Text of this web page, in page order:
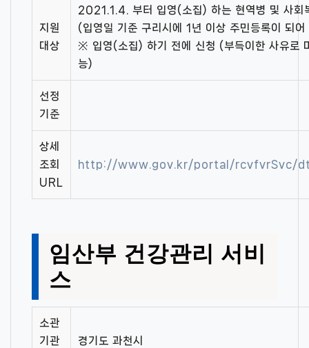
지원
대상
2021.1.4. 부터 입영(소집) 하는 현역병 및 사회
(입영일 기준 구리시에 1년 이상 주민등록이 되
※ 입영(소집) 하기 전에 신청 (부득이한 사유로
능)
선정
기준
상세
조회
URL
http://www.gov.kr/portal/rcvfvrSvc/
임산부 건강관리 서비
스
소관
기관
경기도 과천시